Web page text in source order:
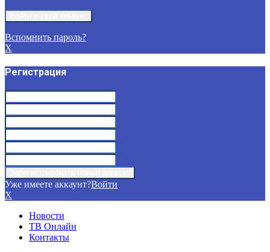
Вспомнить пароль?
X
Регистрация
Уже имеете аккаунт?Войти
X
Новости
ТВ Онлайн
Контакты